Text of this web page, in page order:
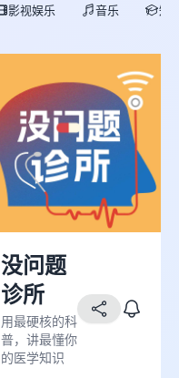
影视娱乐 音乐 知
没问题
诊所
用最硬核的科
普，讲最懂你
的医学知识